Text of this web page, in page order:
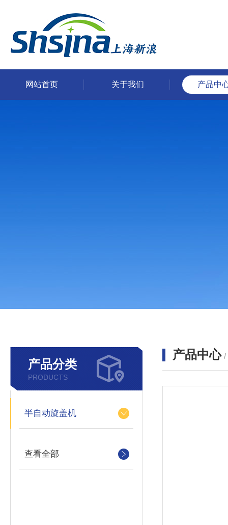
网站首页 关于我们 产品中
产品分类
PRODUCTS
半自动旋盖机
查看全部
产品中心 /